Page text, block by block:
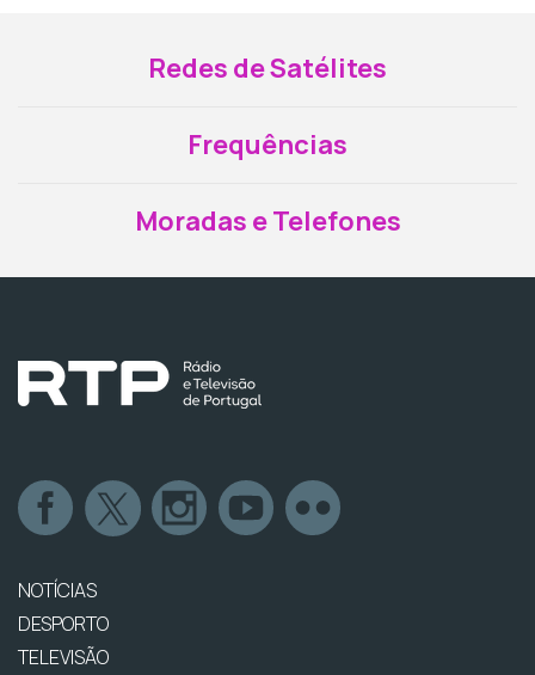
Redes de Satélites
Frequências
Moradas e Telefones
NOTÍCIAS
DESPORTO
TELEVISÃO